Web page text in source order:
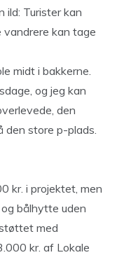
ild: Turister kan
kan tage
midt i bakkerne.
og jeg kan
den
den store p-plads.
kr. i projektet, men
bålhytte uden
med
kr. af Lokale